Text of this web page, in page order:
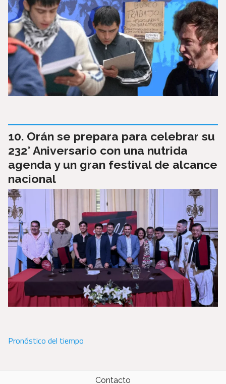
Orán se prepara para celebrar su
232° Aniversario con una nutrida
agenda y un gran festival de alcance
nacional
Pronóstico del tiempo
Contacto